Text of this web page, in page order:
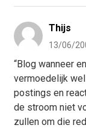
Thijs
13/06/
“Blog wanneer
vermoedelijk
postings en
de stroom niet
zullen om die